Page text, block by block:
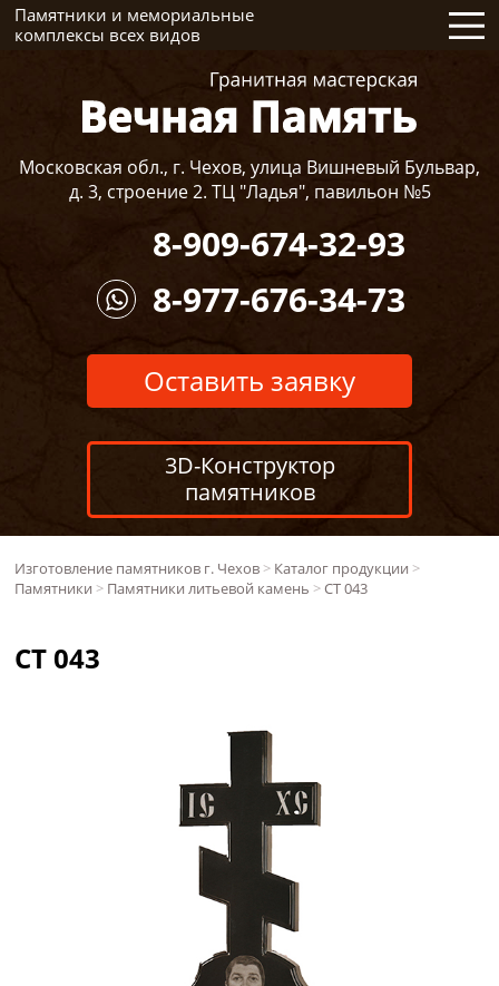
Памятники и мемориальные
комплексы всех видов
Московская обл., г. Чехов, улица Вишневый Бульвар,
д. 3, строение 2. ТЦ "Ладья", павильон №5
8-909-674-32-93
8-977-676-34-73
Оставить заявку
3D-Конструктор
памятников
Изготовление памятников г. Чехов > Каталог продукции >
Памятники > Памятники литьевой камень >СТ 043
СТ 043